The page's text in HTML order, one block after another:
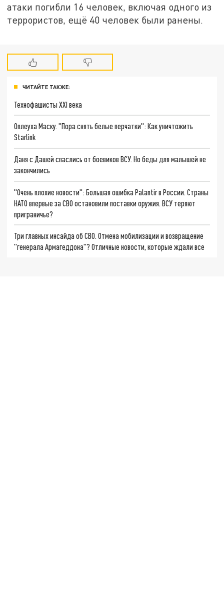
атаки погибли 16 человек, включая одного из
террористов, ещё 40 человек были ранены.
ЧИТАЙТЕ ТАКЖЕ:
Технофашисты XXI века
Оплеуха Маску. "Пора снять белые перчатки": Как уничтожить
Starlink
Даня с Дашей спаслись от боевиков ВСУ. Но беды для малышей не
закончились
"Очень плохие новости": Большая ошибка Palantir в России. Страны
НАТО впервые за СВО остановили поставки оружия. ВСУ теряют
приграничье?
Три главных инсайда об СВО. Отмена мобилизации и возвращение
"генерала Армагеддона"? Отличные новости, которые ждали все